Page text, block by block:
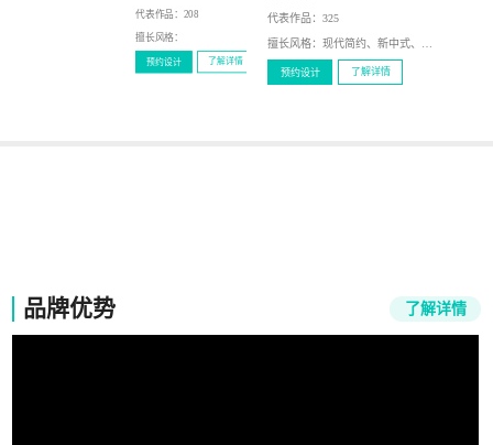
代表作品： 325
擅长风格： 现代简约、新中式、北欧风、轻奢、美式
预约设计 了解详情
代表作品： 208
擅长风格：
预约设计 了解详情
品牌优势 了解详情